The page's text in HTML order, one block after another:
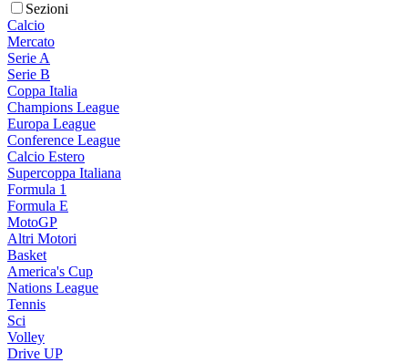
Sezioni
Calcio
Mercato
Serie A
Serie B
Coppa Italia
Champions League
Europa League
Conference League
Calcio Estero
Supercoppa Italiana
Formula 1
Formula E
MotoGP
Altri Motori
Basket
America's Cup
Nations League
Tennis
Sci
Volley
Drive UP